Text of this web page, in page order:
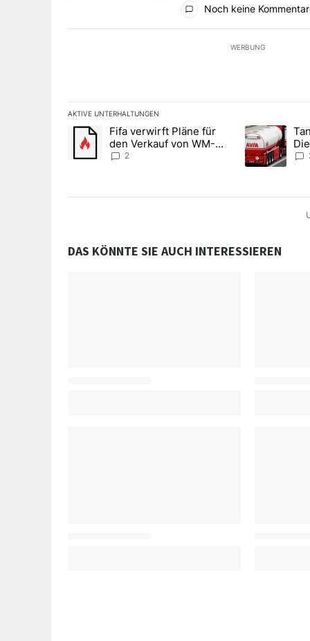
Noch keine
WERBUNG
AKTIVE UNTERHALTUNGEN
Das Folgende ist eine Liste der am meisten
Ein Trendartikel mit dem Titel "Fifa verwirft Pläne für
Fifa verwirft Pläne für
den Verkauf von WM-
Anteilen
2
Ein
DAS KÖNNTE SIE AUCH INTERESSIEREN